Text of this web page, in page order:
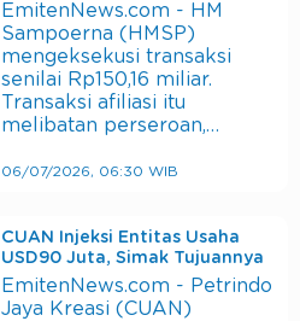
EmitenNews.com - HM
Sampoerna (HMSP)
mengeksekusi transaksi
senilai Rp150,16 miliar.
Transaksi afiliasi itu
melibatan perseroan,…
06/07/2026, 06:30 WIB
CUAN Injeksi Entitas Usaha
USD90 Juta, Simak Tujuannya
EmitenNews.com - Petrindo
Jaya Kreasi (CUAN)